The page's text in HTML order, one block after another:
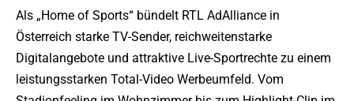
Als „Home of Sports“ bündelt RTL AdAlliance in
Österreich starke TV-Sender, reichweitenstarke
Digitalangebote und attraktive Live-Sportrechte zu einem
leistungsstarken Total-Video Werbeumfeld. Vom